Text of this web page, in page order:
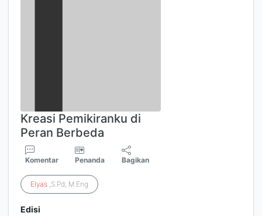
Kreasi Pemikiranku di
Peran Berbeda
Komentar Penanda Bagikan
Elyas ,S.Pd, M.Eng
Edisi